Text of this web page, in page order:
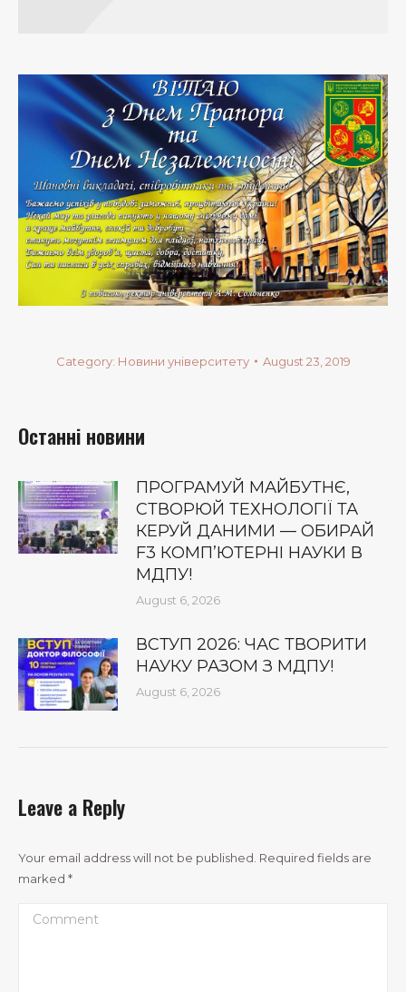
Category: Новини університету August 23, 2019
Останні новини
ПРОГРАМУЙ МАЙБУТНЄ,
СТВОРЮЙ ТЕХНОЛОГІЇ ТА
КЕРУЙ ДАНИМИ — ОБИРАЙ
F3 КОМП’ЮТЕРНІ НАУКИ В
МДПУ!
August 6, 2026
ВСТУП 2026: ЧАС ТВОРИТИ
НАУКУ РАЗОМ З МДПУ!
August 6, 2026
Leave a Reply
Your email address will not be published. Required fields are
marked *
Comment